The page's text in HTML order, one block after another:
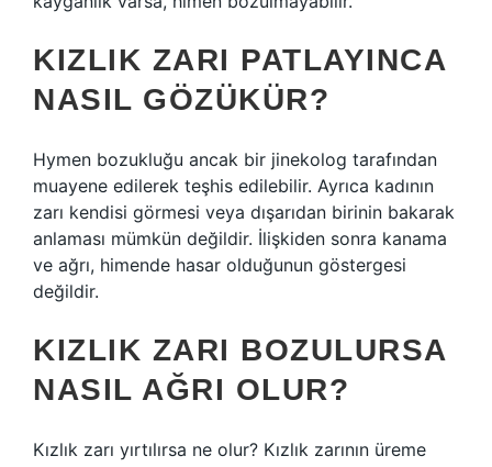
KIZLIK ZARI PATLAYINCA
NASIL GÖZÜKÜR?
Hymen bozukluğu ancak bir jinekolog tarafından
muayene edilerek teşhis edilebilir. Ayrıca kadının
zarı kendisi görmesi veya dışarıdan birinin bakarak
anlaması mümkün değildir. İlişkiden sonra kanama
ve ağrı, himende hasar olduğunun göstergesi
değildir.
KIZLIK ZARI BOZULURSA
NASIL AĞRI OLUR?
Kızlık zarı yırtılırsa ne olur? Kızlık zarının üreme